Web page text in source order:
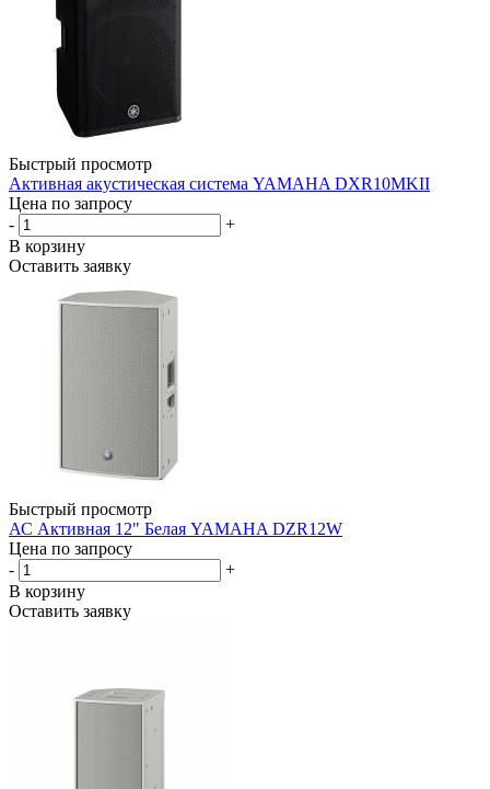
Быстрый просмотр
Активная акустическая система YAMAHA DXR10MKII
Цена по запросу
-
+
В корзину
Оставить заявку
Быстрый просмотр
АС Активная 12" Белая YAMAHA DZR12W
Цена по запросу
-
+
В корзину
Оставить заявку